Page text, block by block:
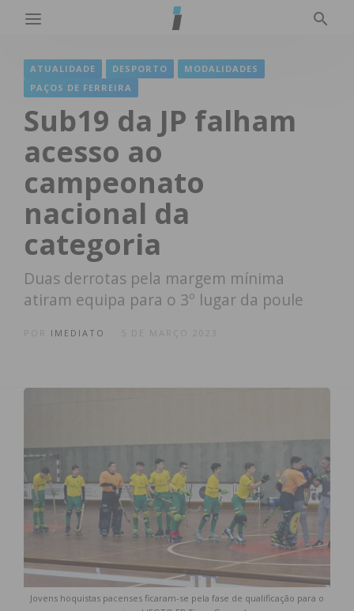
ATUALIDADE DESPORTO
MODALIDADES
PAÇOS DE FERREIRA
Sub19 da JP falham
acesso ao
campeonato
nacional da
categoria
Duas derrotas pela margem mínima
atiram equipa para o 3º lugar da poule
IMEDIATO 5 DE MARÇO 2023
Jovens hoquistas pacenses ficaram-se pela fase de qualificação para o